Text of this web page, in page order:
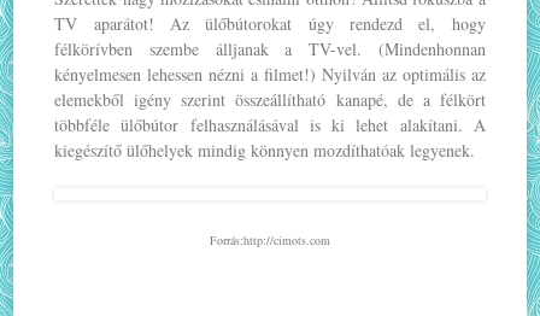
TV aparátot! Az ülőbútorokat úgy rendezd el, hogy
félkörívben szembe álljanak a TV-vel. (Mindenhonnan
kényelmesen lehessen nézni a filmet!) Nyilván az optimális az
elemekből igény szerint összeállítható kanapé, de a félkört
többféle ülőbútor felhasználásával is ki lehet alakítani. A
kiegészítő ülőhelyek mindig könnyen mozdíthatóak legyenek.
Forrás:http://cimots.com